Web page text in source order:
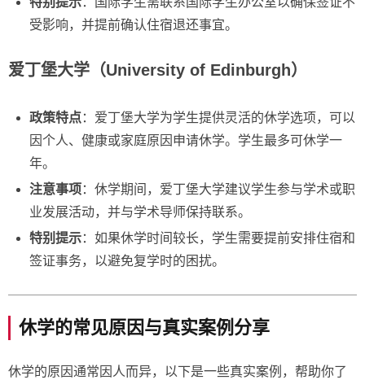
受影响，并提前确认住宿退还事宜。
爱丁堡大学（University of Edinburgh）
政策特点：爱丁堡大学为学生提供灵活的休学选项，可以
因个人、健康或家庭原因申请休学。学生最多可休学一
年。
注意事项 ：休学期间，爱丁堡大学建议学生参与学术或职
业发展活动，并与学术导师保持联系。
特别提示：如果休学时间较长，学生需要提前安排住宿和
签证事务，以避免复学时的困扰。
休学的常见原因与真实案例分享
休学的原因通常因人而异，以下是一些真实案例，帮助你了